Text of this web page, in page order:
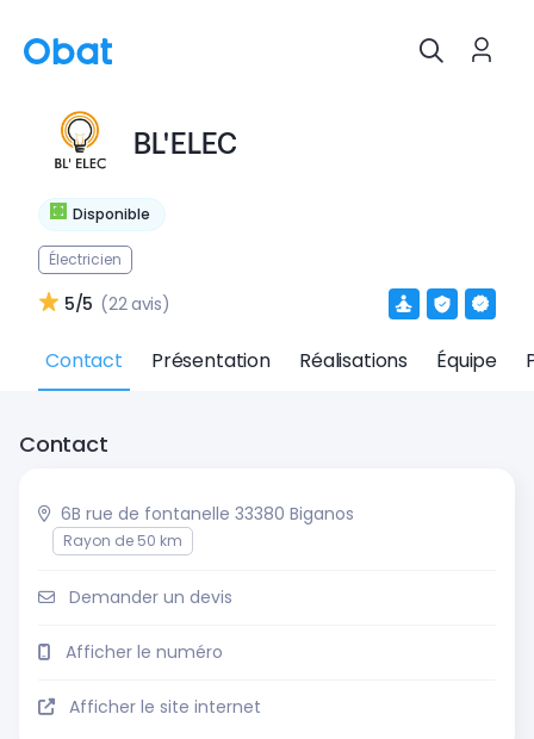
Disponible
BL'ELEC
Électricien
5/5 (22 avis)
Contact Présentation Réalisations Équipe
Contact
6B rue de fontanelle 33380 Biganos
Rayon de 50 km
Demander un devis
Afficher le numéro
Afficher le site internet